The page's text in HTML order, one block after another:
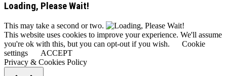
Loading, Please Wait!
This may take a second or two.
This website uses cookies to improve your experience. We'll assume
you're ok with this, but you can opt-out if you wish.
Cookie
settings
ACCEPT
Privacy & Cookies Policy